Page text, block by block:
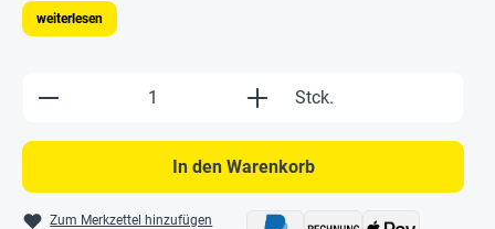
weiterlesen
Produkt Anzahl: Gib den gewünschten
Stck.
In den Warenkorb
Zum Merkzettel hinzufügen